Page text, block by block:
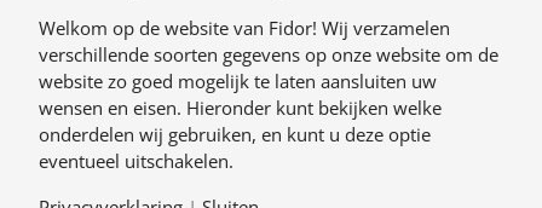
© Copyright 2026. Fidor.nl
algemene voorwaarden
Welkom op de website van Fidor! Wij verzamelen
verschillende soorten gegevens op onze website om de
website zo goed mogelijk te laten aansluiten uw
wensen en eisen. Hieronder kunt bekijken welke
onderdelen wij gebruiken, en kunt u deze optie
eventueel uitschakelen.